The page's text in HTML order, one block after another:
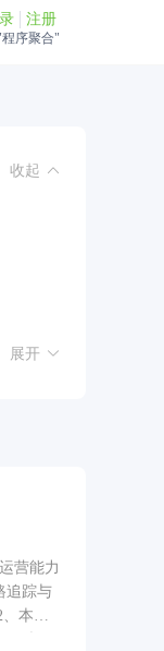
注册
序聚合"
收起
展开
营能力
追踪与
本项